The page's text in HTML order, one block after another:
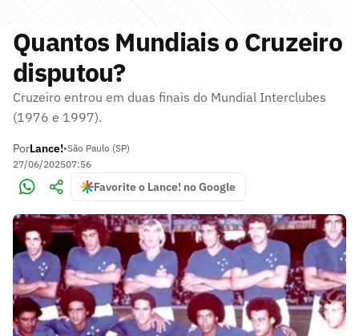
Quantos Mundiais o Cruzeiro
disputou?
Cruzeiro entrou em duas finais do Mundial Interclubes
(1976 e 1997).
PorLance!•São Paulo (SP)
27/06/202507:56
Favorite o Lance! no Google